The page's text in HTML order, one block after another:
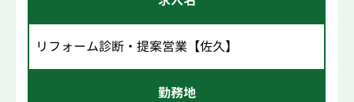
リフォーム診断・提案営業【佐久】
勤務地